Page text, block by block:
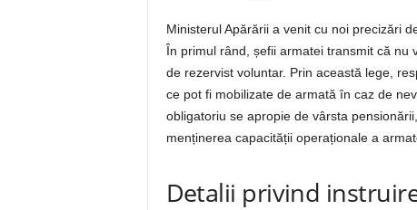
Ministerul Apărării a venit cu noi precizări
În primul rând, șefii armatei transmit că nu
de rezervist voluntar. Prin această lege,
ce pot fi mobilizate de armată în caz de
obligatoriu se apropie de vârsta
menținerea capacității operaționale a
Detalii privind